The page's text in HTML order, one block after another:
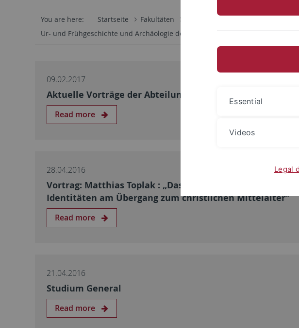
You are here: Startseite Fakultäten
Ur- und Frühgeschichte und Archäologie des Mittelalters
Aktuelles Archiv
09.02.2017
Aktuelle Vorträge der Abteilungen für Jüngere
Read more
28.04.2016
Vortrag: Matthias Toplak : „Das wikingerzeitliche
Identitäten am Übergang zum christlichen Mittelalter“
Read more
21.04.2016
Studium General
Read more
Essential
Videos
Legal